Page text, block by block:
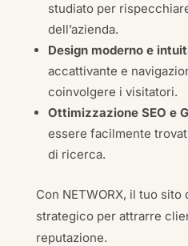
studiato per
dell’azienda.
Design moderno e
accattivante e
coinvolgere i visitatori.
Ottimizzazione SEO e
essere facilmente
di ricerca.
Con NETWORX, il tuo
strategico per attrarre
reputazione.